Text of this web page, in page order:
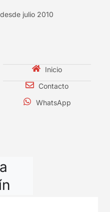
julio 2010
Inicio
Contacto
WhatsApp